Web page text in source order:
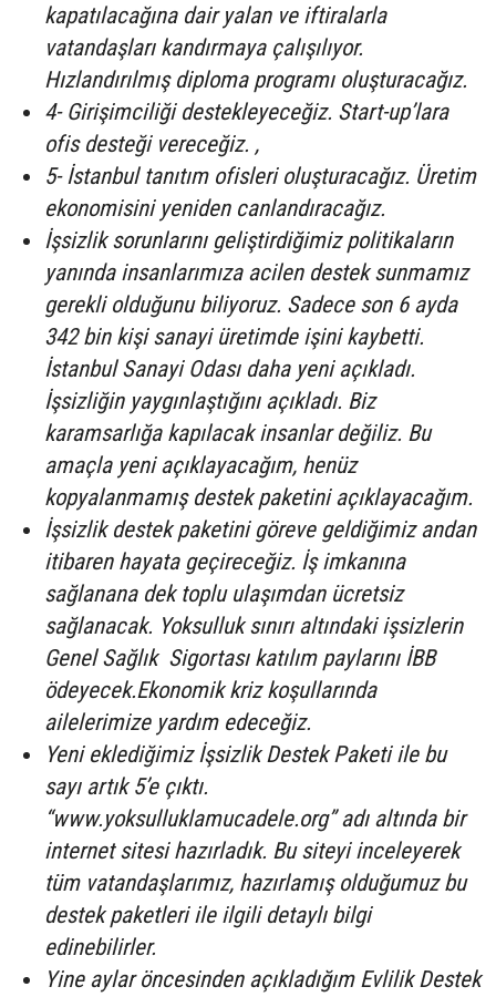
kapatılacağına dair yalan ve iftiralarla
vatandaşları kandırmaya çalışılıyor.
Hızlandırılmış diploma programı oluşturacağız.
4- Girişimciliği destekleyeceğiz. Start-up’lara
ofis desteği vereceğiz. ,
5- İstanbul tanıtım ofisleri oluşturacağız. Üretim
ekonomisini yeniden canlandıracağız.
İşsizlik sorunlarını geliştirdiğimiz politikaların
yanında insanlarımıza acilen destek sunmamız
gerekli olduğunu biliyoruz. Sadece son 6 ayda
342 bin kişi sanayi üretimde işini kaybetti.
İstanbul Sanayi Odası daha yeni açıkladı.
İşsizliğin yaygınlaştığını açıkladı. Biz
karamsarlığa kapılacak insanlar değiliz. Bu
amaçla yeni açıklayacağım, henüz
kopyalanmamış destek paketini açıklayacağım.
İşsizlik destek paketini göreve geldiğimiz andan
itibaren hayata geçireceğiz. İş imkanına
sağlanana dek toplu ulaşımdan ücretsiz
sağlanacak. Yoksulluk sınırı altındaki işsizlerin
Genel Sağlık Sigortası katılım paylarını İBB
ödeyecek.Ekonomik kriz koşullarında
ailelerimize yardım edeceğiz.
Yeni eklediğimiz İşsizlik Destek Paketi ile bu
sayı artık 5’e çıktı.
“www.yoksulluklamucadele.org” adı altında bir
internet sitesi hazırladık. Bu siteyi inceleyerek
tüm vatandaşlarımız, hazırlamış olduğumuz bu
destek paketleri ile ilgili detaylı bilgi
edinebilirler.
Yine aylar öncesinden açıkladığım Evlilik Destek